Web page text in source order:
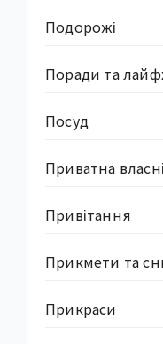
Подорожі
Поради та
Посуд
Приватна
Привітання
Прикмети та
Прикраси